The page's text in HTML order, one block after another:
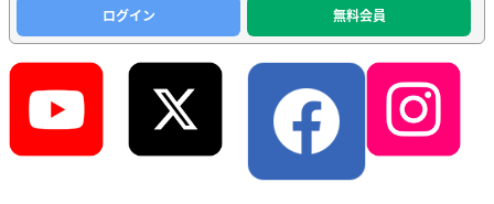
ログイン
無料会員